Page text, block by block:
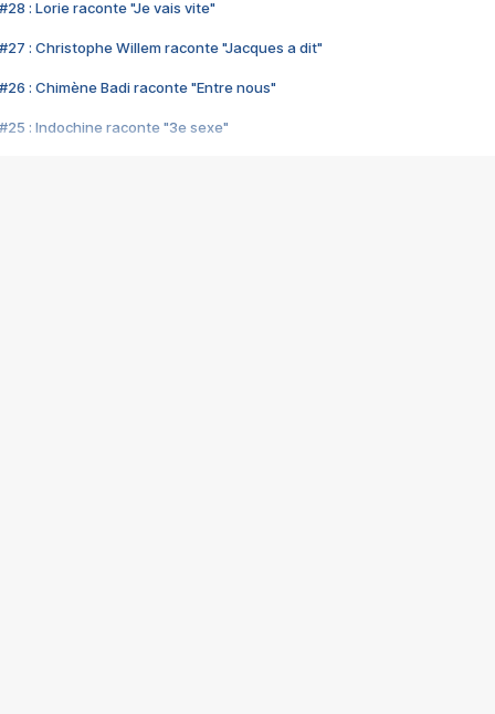
#28 : Lorie raconte "Je vais vite"
#27 : Christophe Willem raconte "Jacques a dit"
#26 : Chimène Badi raconte "Entre nous"
#25 : Indochine raconte "3e sexe"